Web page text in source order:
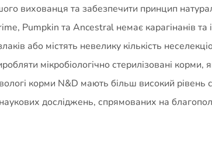
вихованця та забезпечити принцип
Pumpkin та Ancestral немає карагінанів та
або містять невелику кількість
мікробіологічно стерилізовані
корми N&D мають більш високий рівень
досліджень, спрямованих на